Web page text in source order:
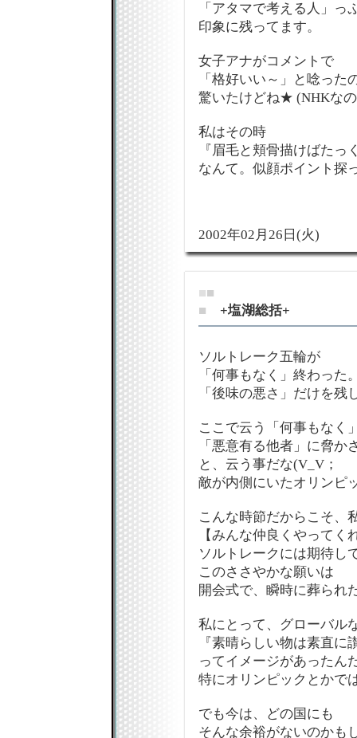
「アタマで考える人」っ
印象に残ってます。
女子アナがコメントで
「格好いい～」と唸った
驚いたけどね★ (NHKな
私はその時
『眉毛と頬骨描けばた
なんて。似顔ポイント探
2002年02月26日(火)
■■
■
+塩湖総括+
ソルトレーク五輪が
「何事もなく」終わった
「後味の悪さ」だけを残
ここで云う「何事もなく
「悪意有る他者」に脅か
と、云う事だな(V_V；
敵が内側にいたオリンピ
こんな時節だからこそ、
【みんな仲良くやってく
ソルトレークには期待し
このささやかな願いは
開会式で、瞬時に葬られ
私にとって、グローバル
『素晴らしい物は素直に
ってイメージがあったん
特にオリンピックとかで
でも今は、どの国にも
そんな余裕がないのかも